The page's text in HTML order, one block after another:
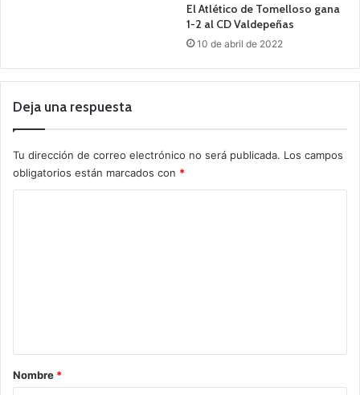
El Atlético de Tomelloso gana
1-2 al CD Valdepeñas
10 de abril de 2022
Deja una respuesta
Tu dirección de correo electrónico no será publicada. Los campos
obligatorios están marcados con *
rNombre *